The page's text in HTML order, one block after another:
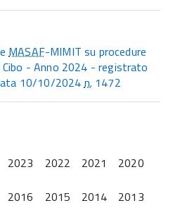
MASAF-MIMIT su procedure
- Anno 2024 - registrato
10/10/2024n. 1472
2023 2022 2021
2020
2016 2015 2014
2013